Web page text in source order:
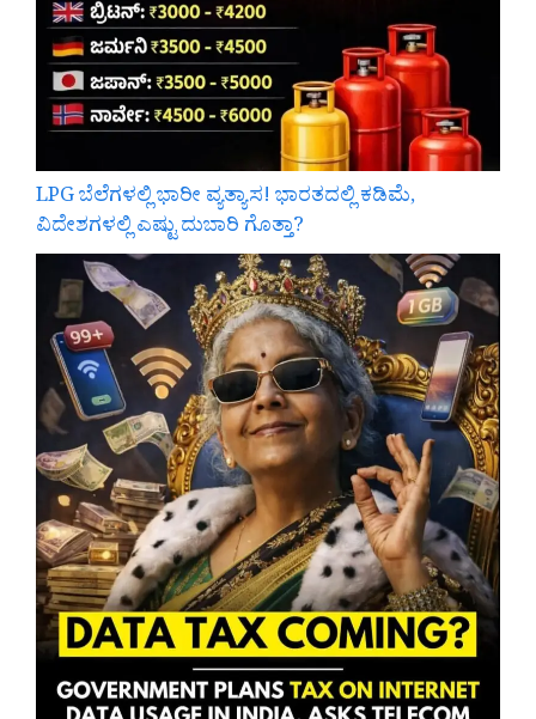
LPG ಬೆಲೆಗಳಲ್ಲಿ ಭಾರೀ ವ್ಯತ್ಯಾಸ! ಭಾರತದಲ್ಲಿ ಕಡಿಮೆ,
ವಿದೇಶಗಳಲ್ಲಿ ಎಷ್ಟು ದುಬಾರಿ ಗೊತ್ತಾ?